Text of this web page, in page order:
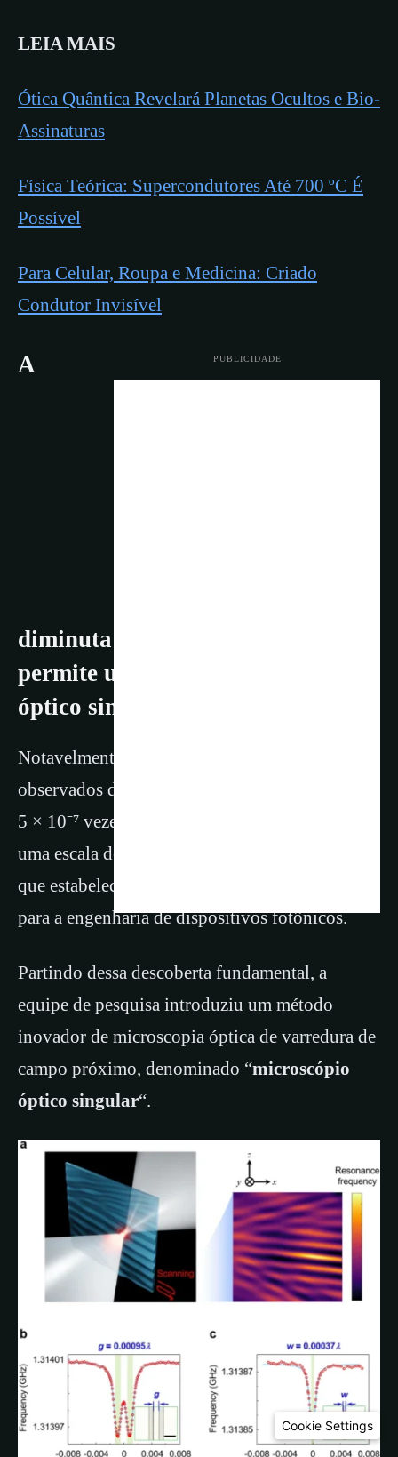
LEIA MAIS
Ótica Quântica Revelará Planetas Ocultos e Bio-
Assinaturas
Física Teórica: Supercondutores Até 700 ºC É
Possível
Para Celular, Roupa e Medicina: Criado
Condutor Invisível
PUBLICIDADE
A
diminuta nano escala alcançada
permite uma “microscópio
óptico singular”
Notavelmente, os volumes dos modos
observados despencaram para aproximadamente
5 × 10⁻⁷ vezes o comprimento de onda cúbico,
uma escala de confinamento quase inimaginável
que estabelece firmemente uma nova fronteira
para a engenharia de dispositivos fotônicos.
Partindo dessa descoberta fundamental, a
equipe de pesquisa introduziu um método
inovador de microscopia óptica de varredura de
campo próximo, denominado “microscópio
óptico singular“.
Cookie Settings